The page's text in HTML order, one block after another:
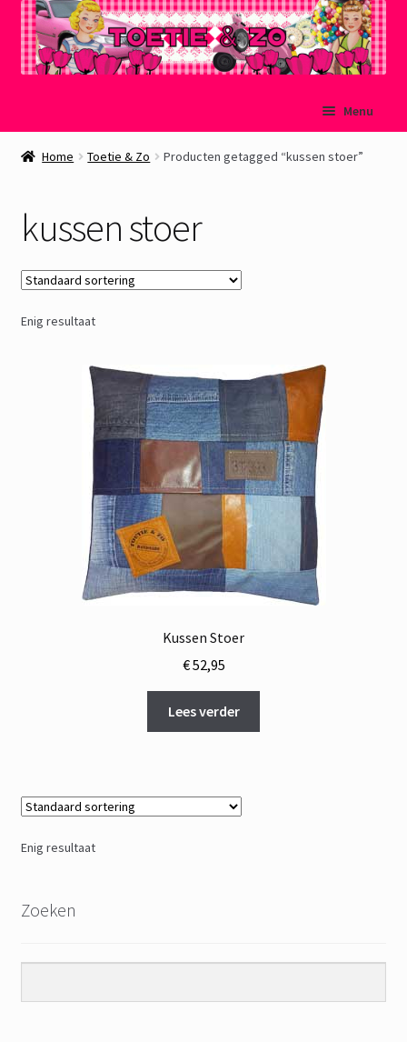
naar
de
Menu
Welkom
Gastenboek
Home Toetie & Zo Producten getagged “kussen stoer”
kussen stoer
Enig resultaat
Kussen Stoer
€52,95
Lees verder
Enig resultaat
Zoeken